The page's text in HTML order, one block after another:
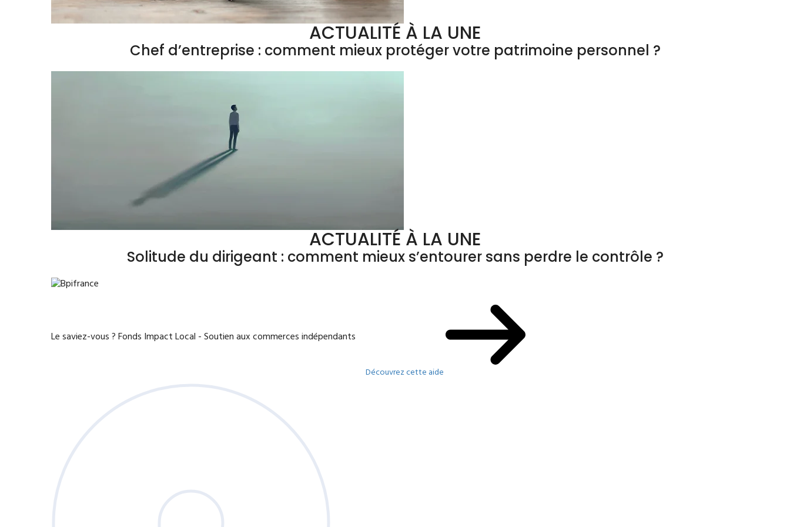
ACTUALITÉ À LA UNE
Chef d’entreprise : comment mieux protéger votre patrimoine personnel ?
ACTUALITÉ À LA UNE
Solitude du dirigeant : comment mieux s’entourer sans perdre le contrôle ?
Le saviez-vous ?Fonds Impact Local - Soutien aux commerces indépendants
Découvrez cette aide